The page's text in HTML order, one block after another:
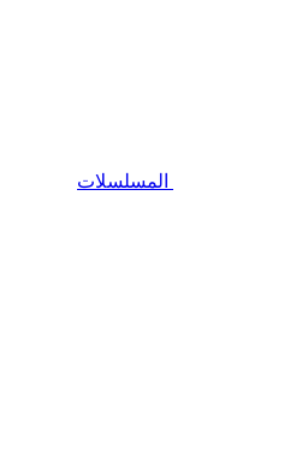
المسلسلات